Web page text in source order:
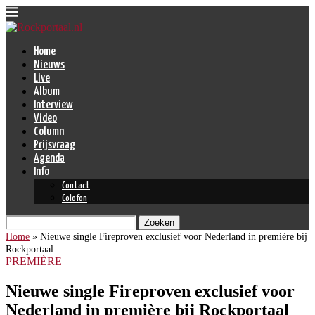
Home
Nieuws
Live
Album
Interview
Video
Column
Prijsvraag
Agenda
Info
Contact
Colofon
Zoeken
Home » Nieuwe single Fireproven exclusief voor Nederland in première bij
Rockportaal
PREMIÈRE
Nieuwe single Fireproven exclusief voor
Nederland in première bij Rockportaal